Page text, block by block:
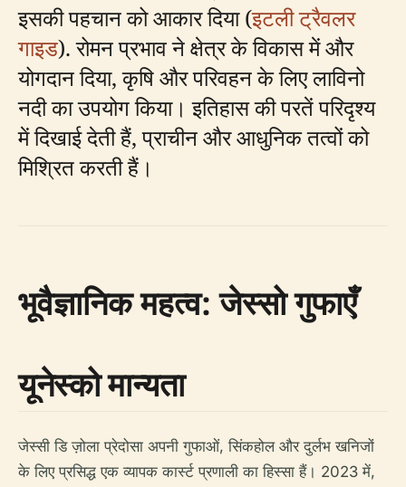
इसकी पहचान को आकार दिया (इटली ट्रैवलर
गाइड). रोमन प्रभाव ने क्षेत्र के विकास में और
योगदान दिया, कृषि और परिवहन के लिए लाविनो
नदी का उपयोग किया। इतिहास की परतें परिदृश्य
में दिखाई देती हैं, प्राचीन और आधुनिक तत्वों को
मिश्रित करती हैं।
भूवैज्ञानिक महत्व: जेस्सो गुफाएँ
यूनेस्को मान्यता
जेस्सी डि ज़ोला प्रेदोसा अपनी गुफाओं, सिंकहोल और दुर्लभ खनिजों
के लिए प्रसिद्ध एक व्यापक कार्स्ट प्रणाली का हिस्सा हैं। 2023 में,